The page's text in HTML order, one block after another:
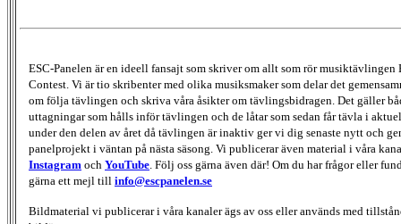
ESC-Panelen är en ideell fansajt som skriver om allt som rör musiktävlingen
Contest. Vi är tio skribenter med olika musiksmaker som delar det
om följa tävlingen och skriva våra åsikter om tävlingsbidragen. Det gäller
uttagningar som hålls inför tävlingen och de låtar som sedan får tävla i
under den delen av året då tävlingen är inaktiv ger vi dig senaste nytt och
panelprojekt i väntan på nästa säsong. Vi publicerar även material i våra
Instagram och YouTube . Följ oss gärna även där! Om du har frågor eller
gärna ett mejl till info@escpanelen.se
Bildmaterial vi publicerar i våra kanaler ägs av oss eller används med